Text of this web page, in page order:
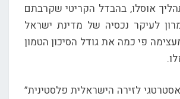
אוסלו, בהבדל הקריטי שקרבתם
לעיקר נכסיה של מדינת ישראל
פי כמה את גודל הסיכון הטמון
לזירה הישראלית פלסטינית”